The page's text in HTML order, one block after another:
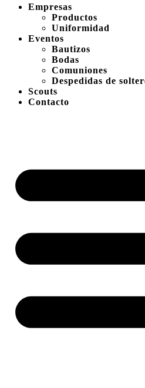
Empresas
Productos
Uniformidad
Eventos
Bautizos
Bodas
Comuniones
Despedidas de
Scouts
Contacto